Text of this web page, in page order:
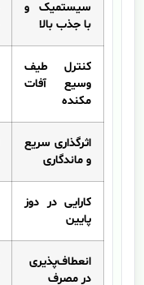
سیستمیک و
با جذب بالا
کنترل طیف
وسیع آفات
مکنده
اثرگذاری سریع
و ماندگاری
کارایی در دوز
پایین
انعطاف‌پذیری
در مصرف